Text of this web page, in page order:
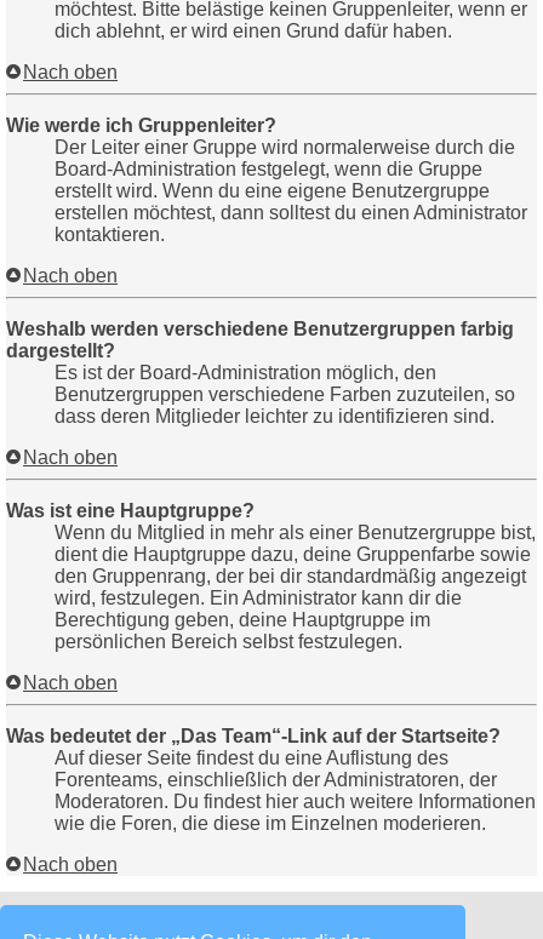
möchtest. Bitte belästige keinen Gruppenleiter, wenn er
dich ablehnt, er wird einen Grund dafür haben.
Nach oben
Wie werde ich Gruppenleiter?
Der Leiter einer Gruppe wird normalerweise durch die
Board-Administration festgelegt, wenn die Gruppe
erstellt wird. Wenn du eine eigene Benutzergruppe
erstellen möchtest, dann solltest du einen Administrator
kontaktieren.
Nach oben
Weshalb werden verschiedene Benutzergruppen farbig
dargestellt?
Es ist der Board-Administration möglich, den
Benutzergruppen verschiedene Farben zuzuteilen, so
dass deren Mitglieder leichter zu identifizieren sind.
Nach oben
Was ist eine Hauptgruppe?
Wenn du Mitglied in mehr als einer Benutzergruppe bist,
dient die Hauptgruppe dazu, deine Gruppenfarbe sowie
den Gruppenrang, der bei dir standardmäßig angezeigt
wird, festzulegen. Ein Administrator kann dir die
Berechtigung geben, deine Hauptgruppe im
persönlichen Bereich selbst festzulegen.
Nach oben
Was bedeutet der „Das Team“-Link auf der Startseite?
Auf dieser Seite findest du eine Auflistung des
Forenteams, einschließlich der Administratoren, der
Moderatoren. Du findest hier auch weitere Informationen
wie die Foren, die diese im Einzelnen moderieren.
Nach oben